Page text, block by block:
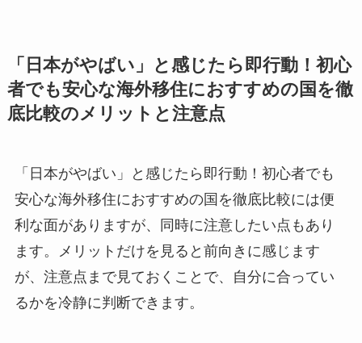
「日本がやばい」と感じたら即行動！初心
者でも安心な海外移住におすすめの国を徹
底比較のメリットと注意点
「日本がやばい」と感じたら即行動！初心者でも
安心な海外移住におすすめの国を徹底比較には便
利な面がありますが、同時に注意したい点もあり
ます。メリットだけを見ると前向きに感じます
が、注意点まで見ておくことで、自分に合ってい
るかを冷静に判断できます。